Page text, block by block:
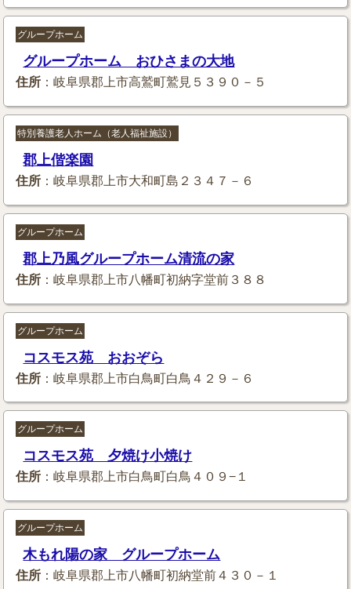
グループホーム
グループホーム おひさまの大地
住所 ：岐阜県郡上市高鷲町鷲見５３９０－５
特別養護老人ホーム（老人福祉施設）
郡上偕楽園
住所 ：岐阜県郡上市大和町島２３４７－６
グループホーム
郡上乃風グループホーム清流の家
住所 ：岐阜県郡上市八幡町初納字堂前３８８
グループホーム
コスモス苑 おおぞら
住所 ：岐阜県郡上市白鳥町白鳥４２９－６
グループホーム
コスモス苑 夕焼け小焼け
住所 ：岐阜県郡上市白鳥町白鳥４０９−１
グループホーム
木もれ陽の家 グループホーム
住所 ：岐阜県郡上市八幡町初納堂前４３０－１